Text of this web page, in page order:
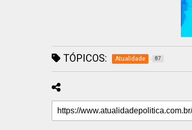
TÓPICOS: Atualidade 87